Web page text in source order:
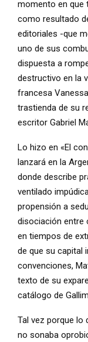
momento en que
como resultado
editoriales -que
uno de sus
dispuesta a
destructivo en la
francesa
trastienda de su
escritor Gabriel
Lo hizo en «El
lanzará en la
donde describe
ventilado
propensión a
disociación entre
en tiempos de
de que su capital
convenciones,
texto de su
catálogo de
Tal vez porque lo
no sonaba